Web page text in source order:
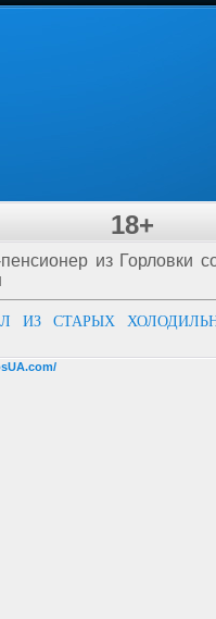
18+
из Горловки
ИЗ СТАРЫХ